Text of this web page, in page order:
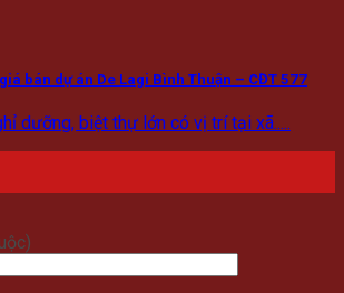
bán dự án De Lagi Bình Thuận – CĐT 577
dưỡng, biệt thự lớn có vị trí tại xã.....